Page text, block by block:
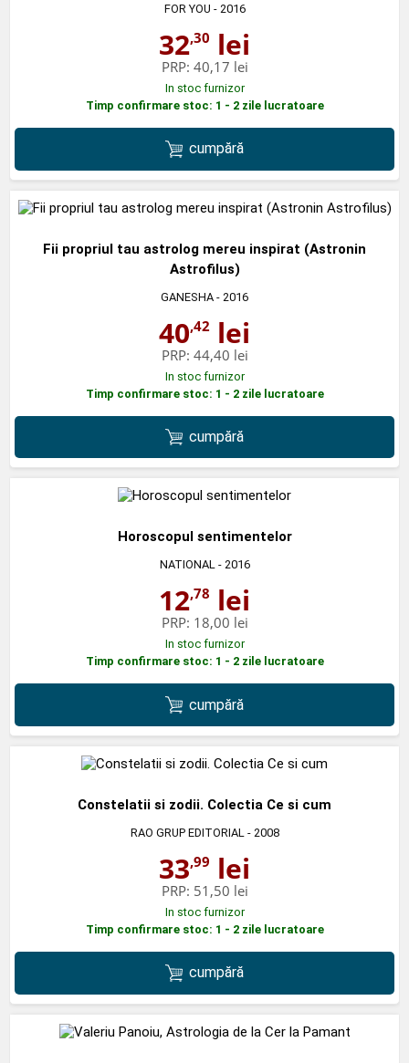
FOR YOU - 2016
32,30 lei
PRP: 40,17 lei
In stoc furnizor
Timp confirmare stoc: 1 - 2 zile lucratoare
cumpără
Fii propriul tau astrolog mereu inspirat (Astronin
Astrofilus)
GANESHA - 2016
40,42 lei
PRP: 44,40 lei
In stoc furnizor
Timp confirmare stoc: 1 - 2 zile lucratoare
cumpără
Horoscopul sentimentelor
NATIONAL- 2016
12,78 lei
PRP: 18,00 lei
In stoc furnizor
Timp confirmare stoc: 1 - 2 zile lucratoare
cumpără
Constelatii si zodii. Colectia Ce si cum
RAO GRUP EDITORIAL- 2008
33,99 lei
PRP: 51,50 lei
In stoc furnizor
Timp confirmare stoc: 1 - 2 zile lucratoare
cumpără